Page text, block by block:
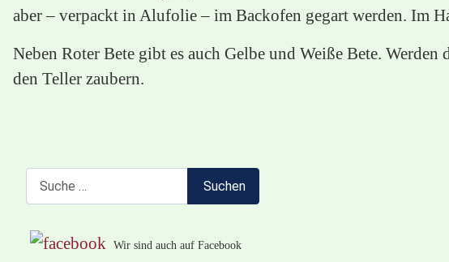
aber – verpackt in Alufolie – im Backofen gegart werden. Im
Neben Roter Bete gibt es auch Gelbe und Weiße Bete.
den Teller zaubern.
Suchen
Wir sind auch auf Facebook